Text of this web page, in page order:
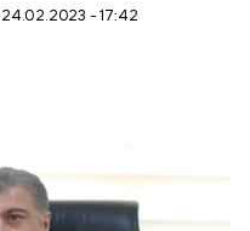
24.02.2023 - 17:42